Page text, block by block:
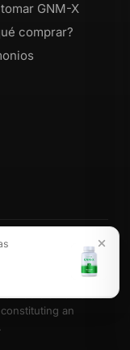
GNM-X
comprar?
· Ecuador
distributors at
an